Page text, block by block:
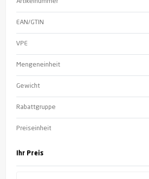
EAN/GTIN
VPE
Mengeneinheit
Gewicht
Rabattgruppe
Preiseinheit
Ihr Preis